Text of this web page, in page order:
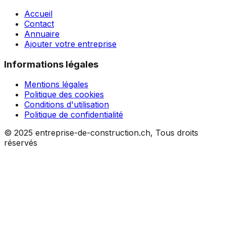
Accueil
Contact
Annuaire
Ajouter votre entreprise
Informations légales
Mentions légales
Politique des cookies
Conditions d'utilisation
Politique de confidentialité
© 2025 entreprise-de-construction.ch, Tous droits
réservés